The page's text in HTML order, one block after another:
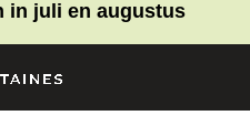
in juli en augustus